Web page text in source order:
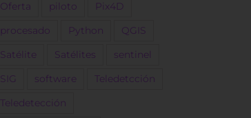
Oferta piloto Pix4D
procesado Python QGIS
Satélite Satélites sentinel
SIG software Teledetcción
Teledetección